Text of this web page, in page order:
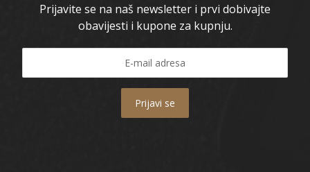
Prijavite se na naš newsletter i prvi dobivajte
obavijesti i kupone za kupnju.
Prijavi se